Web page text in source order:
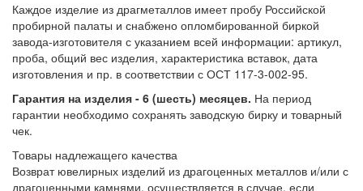
Каждое изделие из драгметаллов имеет пробу Российской
пробирной палаты и снабжено опломбированной биркой
завода-изготовителя с указанием всей информации: артикул,
проба, общий вес изделия, характеристика вставок, дата
изготовления и пр. в соответствии с ОСТ 117-3-002-95.
Гарантия на изделия - 6 (шесть) месяцев. На период
гарантии необходимо сохранять заводскую бирку и товарный
чек.
Товары надлежащего качества
Возврат ювелирных изделий из драгоценных металлов и/или с
драгоценными камнями, осуществляется в случае, если